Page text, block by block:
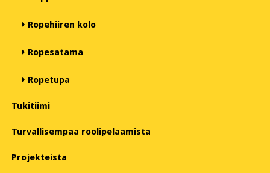
Ropehiiren kolo
Ropesatama
Ropetupa
Tukitiimi
Turvallisempaa roolipelaamista
Projekteista